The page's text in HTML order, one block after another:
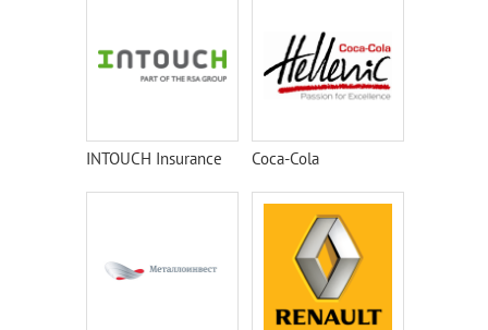
INTOUCH Insurance Coca-Cola